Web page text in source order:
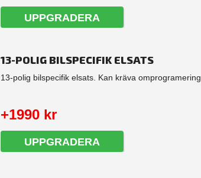
UPPGRADERA
13-POLIG BILSPECIFIK ELSATS
13-polig bilspecifik elsats. Kan kräva omprogramering
+1990 kr
UPPGRADERA